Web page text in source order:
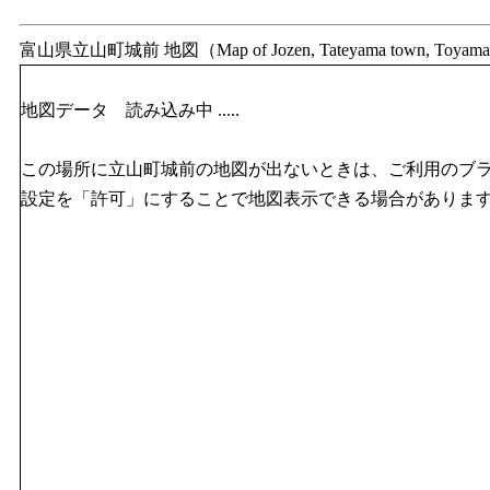
富山県立山町城前 地図（Map of Jozen, Tateyama town, Toyama
地図データ 読み込み中 .....
この場所に立山町城前の地図が出ないときは、ご利用のブ
設定を「許可」にすることで地図表示できる場合があります